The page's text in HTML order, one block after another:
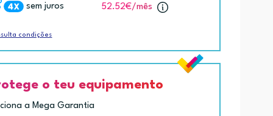
sem juros 52.52€/mês
condições
o teu equipamento
a Mega Garantia